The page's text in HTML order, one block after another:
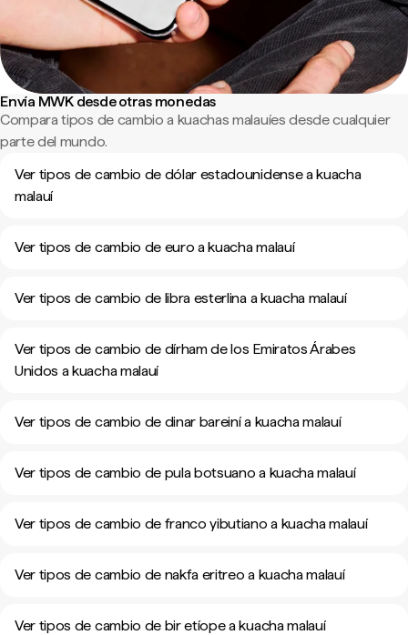
Envía MWK desde otras monedas
Compara tipos de cambio a kuachas malauíes desde cualquier
parte del mundo.
Ver tipos de cambio de dólar estadounidense a kuacha
malauí
Ver tipos de cambio de euro a kuacha malauí
Ver tipos de cambio de libra esterlina a kuacha malauí
Ver tipos de cambio de dírham de los Emiratos Árabes
Unidos a kuacha malauí
Ver tipos de cambio de dinar bareiní a kuacha malauí
Ver tipos de cambio de pula botsuano a kuacha malauí
Ver tipos de cambio de franco yibutiano a kuacha malauí
Ver tipos de cambio de nakfa eritreo a kuacha malauí
Ver tipos de cambio de bir etíope a kuacha malauí